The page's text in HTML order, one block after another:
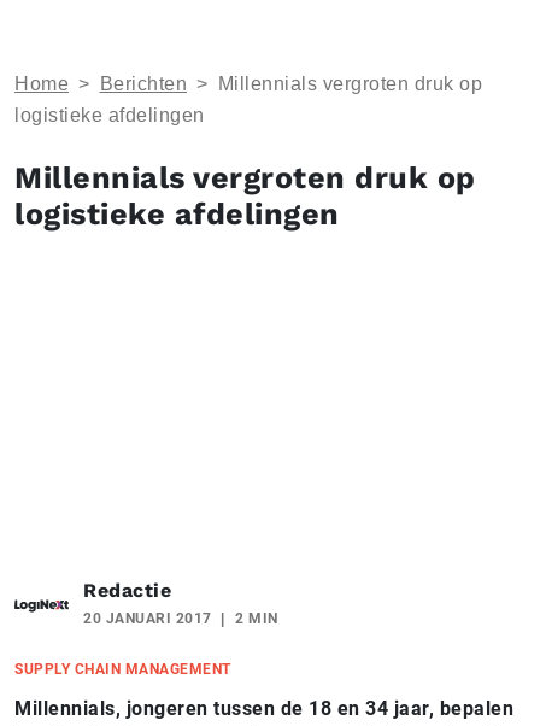
Home > Berichten >
Millennials vergroten druk op
logistieke afdelingen
Millennials vergroten druk op
logistieke afdelingen
Redactie
20 JANUARI 2017 2 MIN
SUPPLY CHAIN MANAGEMENT
Millennials, jongeren tussen de 18 en 34 jaar, bepalen